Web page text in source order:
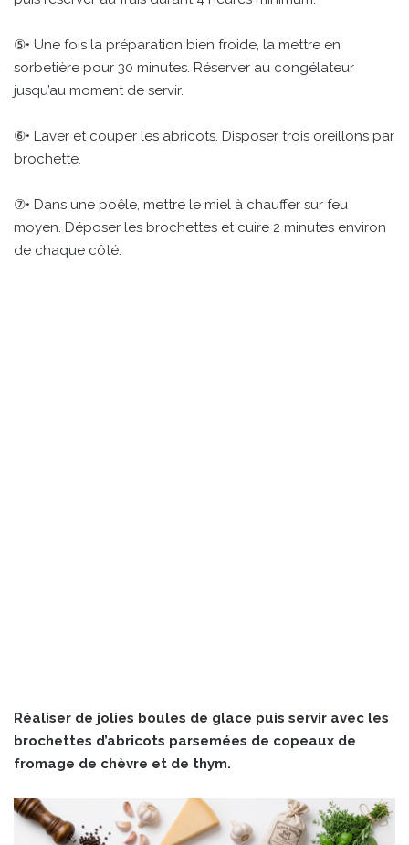
⑤• Une fois la préparation bien froide, la mettre en
sorbetière pour 30 minutes. Réserver au congélateur
jusqu’au moment de servir.
⑥• Laver et couper les abricots. Disposer trois oreillons par
brochette.
⑦• Dans une poêle, mettre le miel à chauffer sur feu
moyen. Déposer les brochettes et cuire 2 minutes environ
de chaque côté.
Réaliser de jolies boules de glace puis servir avec les
brochettes d’abricots parsemées de copeaux de
fromage de chèvre et de thym.